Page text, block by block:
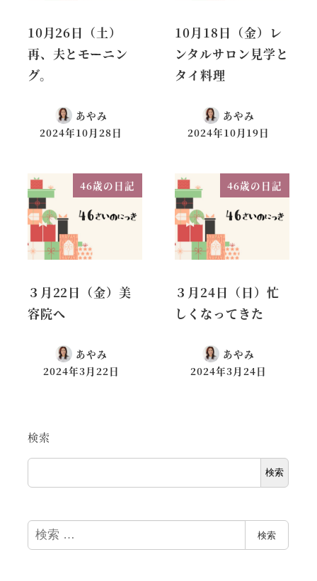
10月26日（土）
再、夫とモーニン
グ。
あやみ
2024年10月28日
10月18日（金）レ
ンタルサロン見学と
タイ料理
あやみ
2024年10月19日
46歳の日記
３月22日（金）美
容院へ
あやみ
2024年3月22日
46歳の日記
３月24日（日）忙
しくなってきた
あやみ
2024年3月24日
検索
検索
検
索
検索